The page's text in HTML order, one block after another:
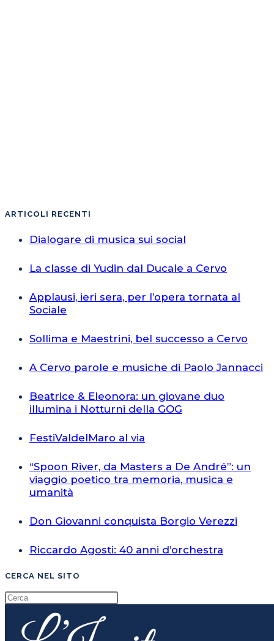
ARTICOLI RECENTI
Dialogare di musica sui social
La classe di Yudin dal Ducale a Cervo
Applausi, ieri sera, per l’opera tornata al
Sociale
Sollima e Maestrini, bel successo a Cervo
A Cervo parole e musiche di Paolo Jannacci
Beatrice & Eleonora: un giovane duo
illumina i Notturni della GOG
FestiValdelMaro al via
“Spoon River, da Masters a De André”: un
viaggio poetico tra memoria, musica e
umanità
Don Giovanni conquista Borgio Verezzi
Riccardo Agosti: 40 anni d’orchestra
CERCA NEL SITO